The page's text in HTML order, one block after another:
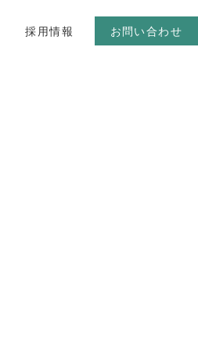
採用情報 お問い合わせ